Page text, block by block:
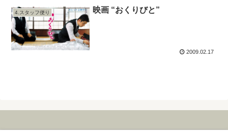
4.スタッフ便り 映画 “おくりびと”
2009.02.17